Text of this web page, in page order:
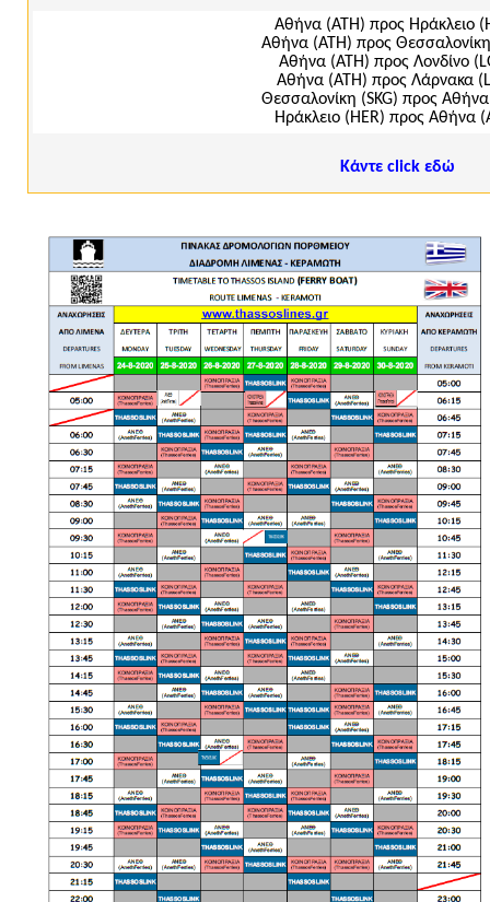
Αθήνα (ΑΤΗ) προς Ηράκλειο
Αθήνα (ΑΤΗ) προς Θεσσαλονίκη
Αθήνα (ΑΤΗ) προς Λονδίνο
Αθήνα (ΑΤΗ) προς Λάρνακα
Θεσσαλονίκη (SKG) προς
Ηράκλειο (ΗΕR) προς Αθήνα
Κάντε click εδώ